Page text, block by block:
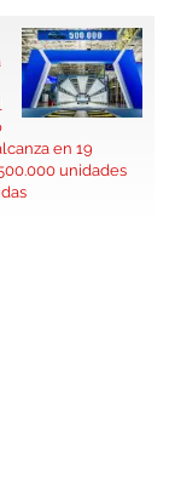
en 19
unidades